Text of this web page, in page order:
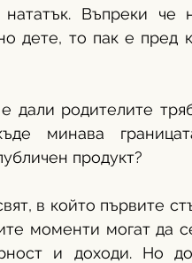
Въпреки че
дете, то пак е пред
дали родителите
минава
продукт?
в който първите
моменти могат да
и доходи. Но